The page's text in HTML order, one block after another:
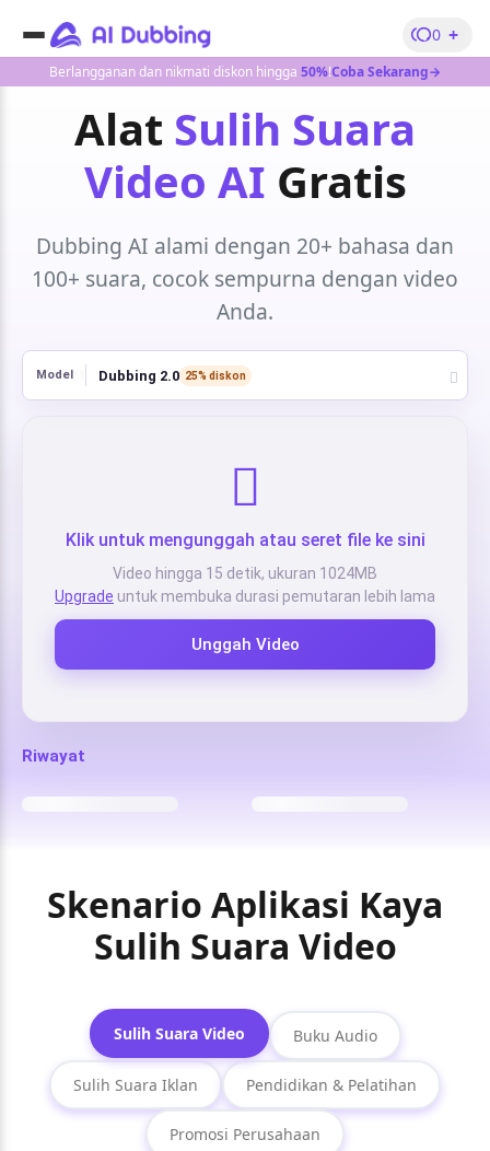
Berlangganan dan nikmati diskon hingga 50%!Coba Sekarang→
0 +
Alat Sulih Suara
Video AI Gratis
Dubbing AI alami dengan 20+ bahasa dan
100+ suara, cocok sempurna dengan video
Anda.
Model Dubbing 2.0 25% diskon
Klik untuk mengunggah atau seret file ke sini
Video hingga 15 detik, ukuran 1024MB
Upgrade untuk membuka durasi pemutaran lebih lama
Unggah Video
Riwayat
Skenario Aplikasi Kaya
Sulih Suara Video
Sulih Suara Video Buku Audio
Sulih Suara Iklan Pendidikan & Pelatihan
Promosi Perusahaan